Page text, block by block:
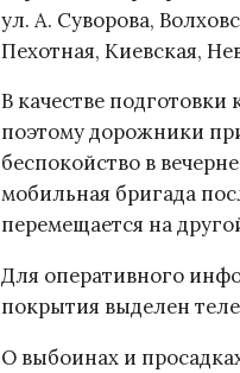
ул. А. Суворова,
Пехотная, Киевская,
В качестве подготовки
поэтому дорожники
беспокойство в
мобильная бригада
перемещается на
Для оперативного
покрытия выделен
О выбоинах и